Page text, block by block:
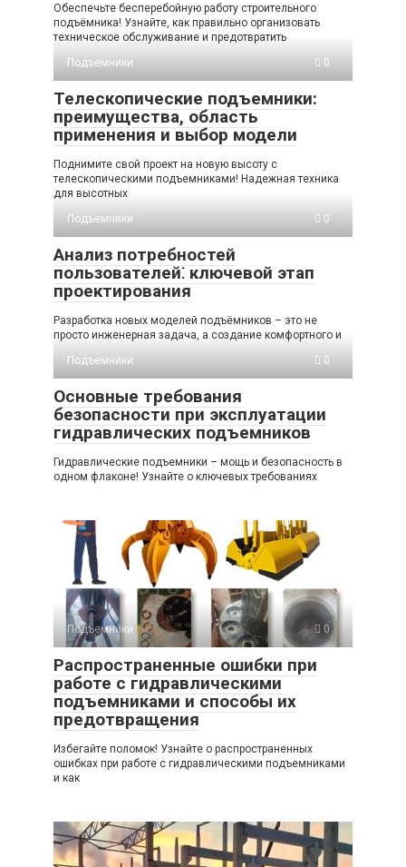
Обеспечьте бесперебойную работу строительного
подъёмника! Узнайте, как правильно организовать
техническое обслуживание и предотвратить
Подъемники
0
Телескопические подъемники:
преимущества, область
применения и выбор модели
Поднимите свой проект на новую высоту с
телескопическими подъемниками! Надежная техника
для высотных
Подъемники
0
Анализ потребностей
пользователей⁚ ключевой этап
проектирования
Разработка новых моделей подъёмников – это не
просто инженерная задача, а создание комфортного и
Подъемники
0
Основные требования
безопасности при эксплуатации
гидравлических подъемников
Гидравлические подъемники – мощь и безопасность в
одном флаконе! Узнайте о ключевых требованиях
Подъемники 0
Распространенные ошибки при
работе с гидравлическими
подъемниками и способы их
предотвращения
Избегайте поломок! Узнайте о распространенных
ошибках при работе с гидравлическими подъемниками
и как